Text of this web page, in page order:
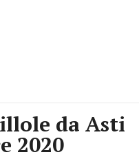
da Asti
2020